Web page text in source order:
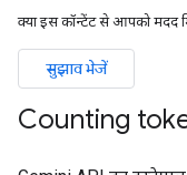
क्या इस कॉन्टेंट से आपको मदद
सुझाव भेजें
Counting